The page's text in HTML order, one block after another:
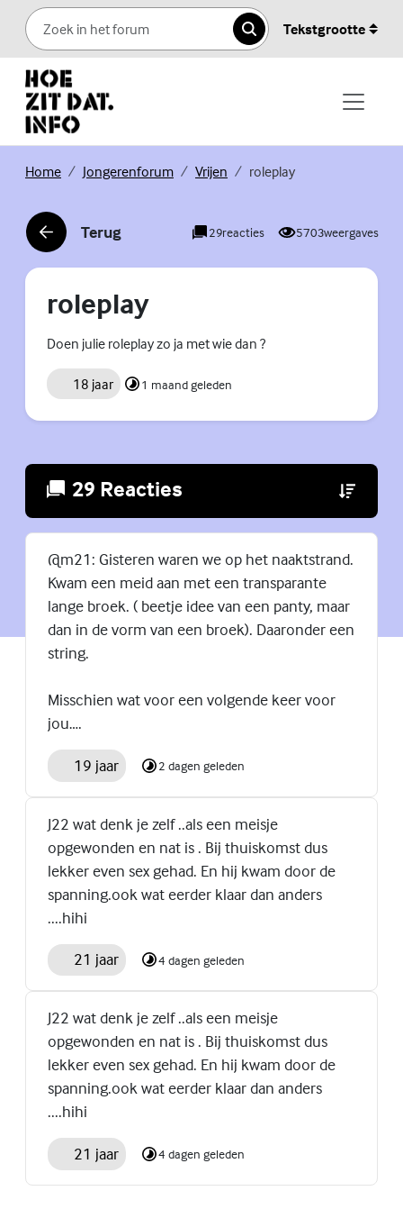
Skip to content
Zoeken
Tekstgrootte
Home(Externe link)
Jongerenforum(Externe link)
Vrijen (Externe link)
roleplay
Terug
(Externe link) 29reacties 5703weergaves
roleplay
Doen julie roleplay zo ja met wie dan ?
18 jaar 1 maand geleden
29 Reacties (Externe
@m21: Gisteren waren we op het naaktstrand.
Kwam een meid aan met een transparante
lange broek. ( beetje idee van een panty, maar
dan in de vorm van een broek). Daaronder een
string.
Misschien wat voor een volgende keer voor
jou….
19 jaar 2 dagen geleden
J22 wat denk je zelf ..als een meisje
opgewonden en nat is . Bij thuiskomst dus
lekker even sex gehad. En hij kwam door de
spanning.ook wat eerder klaar dan anders
....hihi
21 jaar 4 dagen geleden
J22 wat denk je zelf ..als een meisje
opgewonden en nat is . Bij thuiskomst dus
lekker even sex gehad. En hij kwam door de
spanning.ook wat eerder klaar dan anders
....hihi
21 jaar 4 dagen geleden